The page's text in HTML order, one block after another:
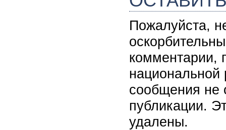
Пожалуйста,
комментарии,
национальной
сообщения не
публикации.
удалены.